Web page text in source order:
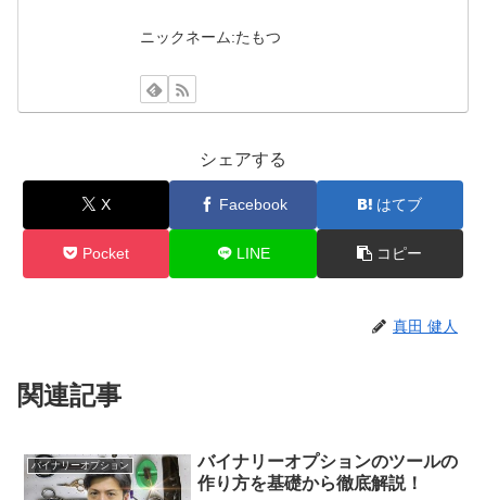
ニックネーム:たもつ
シェアする
X Facebook はてブ
Pocket LINE コピー
真田 健人
関連記事
バイナリーオプション
バイナリーオプションのツールの
作り方を基礎から徹底解説！